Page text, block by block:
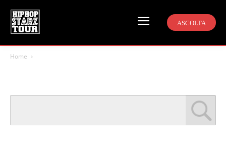
ASCOLTA
Home